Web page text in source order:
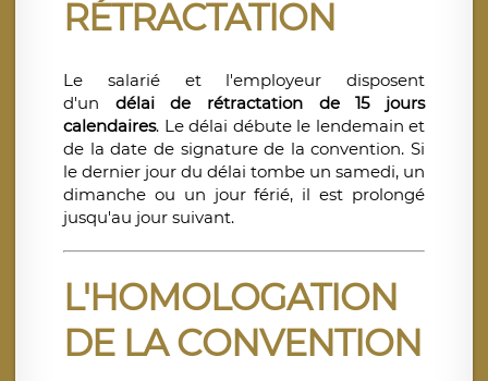
RÉTRACTATION
Le salarié et l'employeur disposent
d'un délai de rétractation de
15 jours
calendaires. Le délai débute le lendemain et
de la date de signature de la convention. Si
le dernier jour du délai tombe un samedi, un
dimanche ou un jour férié, il est prolongé
jusqu'au jour suivant.
L'HOMOLOGATION
DE LA CONVENTION